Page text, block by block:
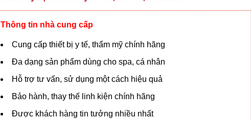
Thông tin nhà cung cấp
Cung cấp thiết bị y tế, thẩm mỹ chính hãng
Đa dạng sản phẩm dùng cho spa, cá nhân
Hỗ trợ tư vấn, sử dụng một cách hiệu quả
Bảo hành, thay thế linh kiện chính hãng
Được khách hàng tin tưởng nhiều nhất